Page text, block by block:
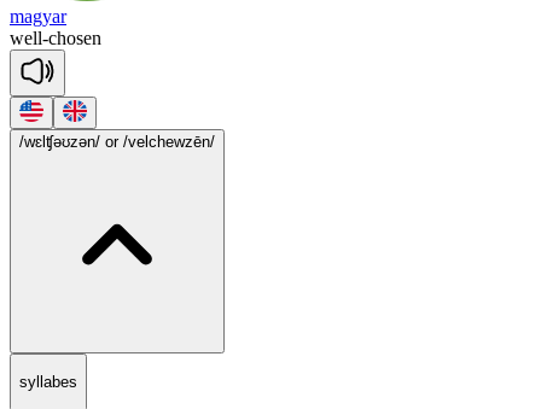
magyar
well-chosen
/wɛlʧəʊzən/ or /velchewzēn/
syllabes